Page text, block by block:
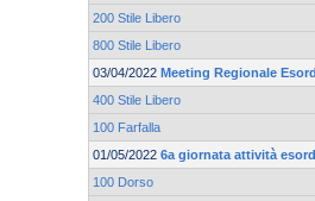
200 Stile Libero
800 Stile Libero
03/04/2022 Meeting Regionale
400 Stile Libero
100 Farfalla
01/05/2022 6a giornata attività
100 Dorso